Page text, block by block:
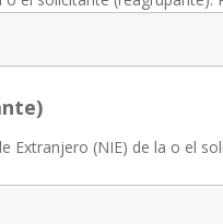
Extranjero (NIE) de la o el